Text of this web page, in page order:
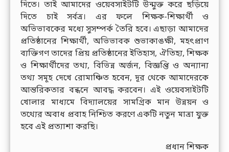
দিতে। তাই আমাদের ওয়েবসাইটটি উন্মুক্ত করে ছড়িয়ে
দিতে চাই সর্বত্র। এর ফলে শিক্ষক-শিক্ষার্থী ও
অভিভাবকের মধ্যে সুসম্পর্ক তৈরি হবে। এছাড়া আমাদের
প্রতিষ্ঠানের শিক্ষার্থী, অভিভাবক শুভাকাঙক্ষী, মহৎপ্রাণ
ব্যক্তিগণ তাদের প্রিয় প্রতিষ্ঠানের ইতিহাস, ঐতিহ্য, শিক্ষক
ও শিক্ষার্থীদের তথ্য, বিভিন্ন অর্জন, বিজ্ঞপ্তি ও অন্যান্য
তথ্য সমূহ দেখে রোমাঞ্চিত হবেন, দূর থেকে আমাদেরকে
আন্তরিকতার বন্ধনে আবদ্ধ করবেন। এই ওয়েবসাইটটি
খোলার মাধ্যমে বিদ্যালয়ের সামগ্রিক মান উন্নয়ন ও
তথ্যের অবাধ প্রবাহ নিশ্চিত করণে একটি নতুন মাত্রা যুক্ত
হবে এই প্রত্যাশা করছি।
প্রধান শিক্ষক